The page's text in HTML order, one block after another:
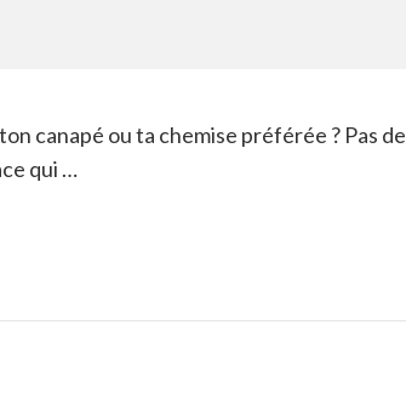
canapé ou ta chemise préférée ? Pas de
qui …